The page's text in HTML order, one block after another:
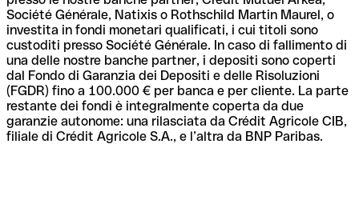
Société Générale, Natixis o Rothschild Martin Maurel, o
investita in fondi monetari qualificati, i cui titoli sono
custoditi presso Société Générale. In caso di fallimento di
una delle nostre banche partner, i depositi sono coperti
dal Fondo di Garanzia dei Depositi e delle Risoluzioni
(FGDR) fino a 100.000 € per banca e per cliente. La parte
restante dei fondi è integralmente coperta da due
garanzie autonome: una rilasciata da Crédit Agricole CIB,
filiale di Crédit Agricole S.A., e l’altra da BNP Paribas.